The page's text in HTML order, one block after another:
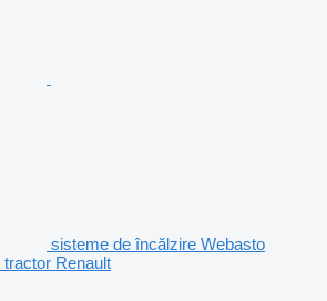
sisteme de încălzire Webasto
Renault